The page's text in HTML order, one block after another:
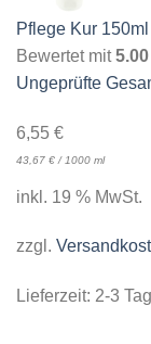
Pflege Kur 150ml
Bewertet mit5.00
Ungeprüfte
6,55 €
43,67 € / 1000 ml
inkl. 19 % MwSt.
zzgl.
Lieferzeit: 2-3